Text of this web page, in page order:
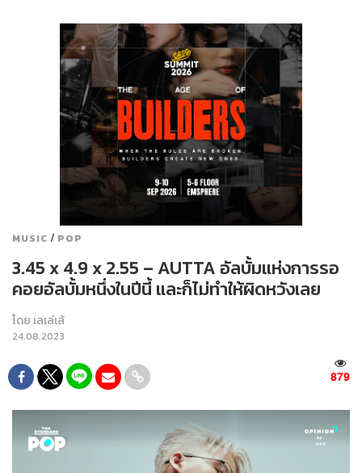
MUSIC / POP
3.45 x 4.9 x 2.55 – AUTTA อัลบั้มแห่งการรอ
คอยอัลบั้มหนึ่งในปีนี้ และก็ไม่ทำให้ผิดหวังเลย
โดย เลเล่เล้
24.08.2023
879